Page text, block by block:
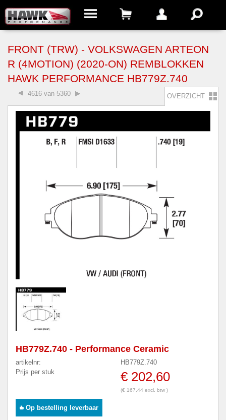
FRONT (TRW) - VOLKSWAGEN ARTEON
R (4MOTION) (2020-ON) REMBLOKKEN
HAWK PERFORMANCE HB779Z.740
4616 van 5360 OVERZICHT
HB779Z.740 - Performance Ceramic
artikelnr:
HB779Z.740
Prijs per stuk
€ 202,60
(€ 167,44 excl. btw )
Op bestelling leverbaar